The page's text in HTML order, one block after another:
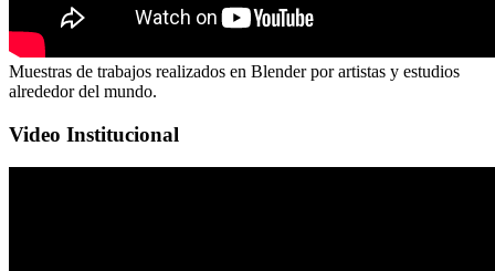
Muestras de trabajos realizados en Blender por artistas y estudios
alrededor del mundo.
Video Institucional